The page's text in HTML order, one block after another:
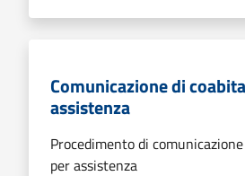
Comunicazione di
assistenza
Procedimento di
per assistenza